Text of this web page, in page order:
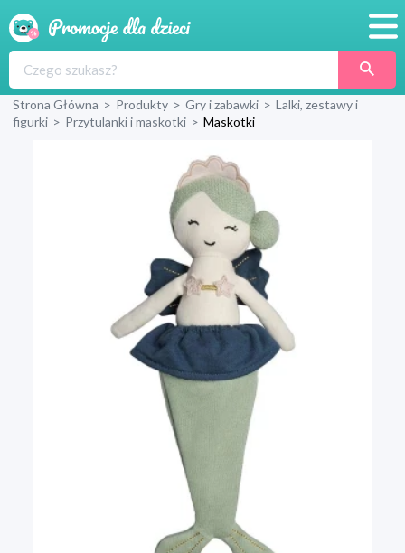
Produkty
Sklepy
Blog
Wyprawka
Strona Główna > Produkty > Gry i zabawki > Lalki, zestawy i
figurki > Przytulanki i maskotki > Maskotki